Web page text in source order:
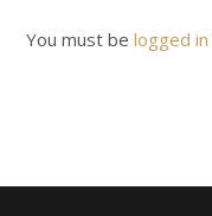
i
o
You must be logged in